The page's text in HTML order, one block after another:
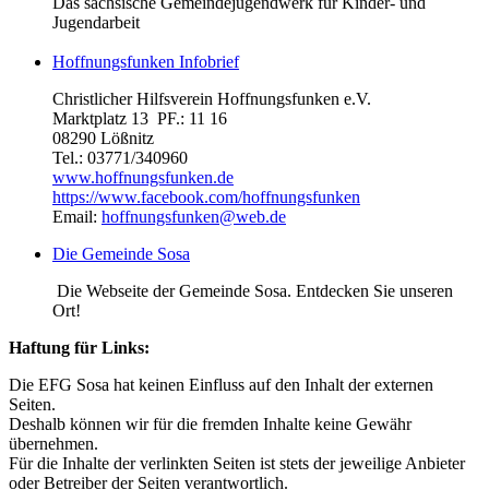
Jugendarbeit
Hoffnungsfunken Infobrief
Christlicher Hilfsverein Hoffnungsfunken e.V.
Marktplatz 13 PF.: 11 16
08290 Lößnitz
Tel.: 03771/340960
www.hoffnungsfunken.de
https://www.facebook.com/hoffnungsfunken
Email: hoffnungsfunken@web.de
Die Gemeinde Sosa
Die Webseite der Gemeinde Sosa. Entdecken Sie unseren
Ort!
Haftung für Links:
Die EFG Sosa hat keinen Einfluss auf den Inhalt der externen
Seiten.
Deshalb können wir für die fremden Inhalte keine Gewähr
übernehmen.
Für die Inhalte der verlinkten Seiten ist stets der jeweilige Anbieter
oder Betreiber der Seiten verantwortlich.